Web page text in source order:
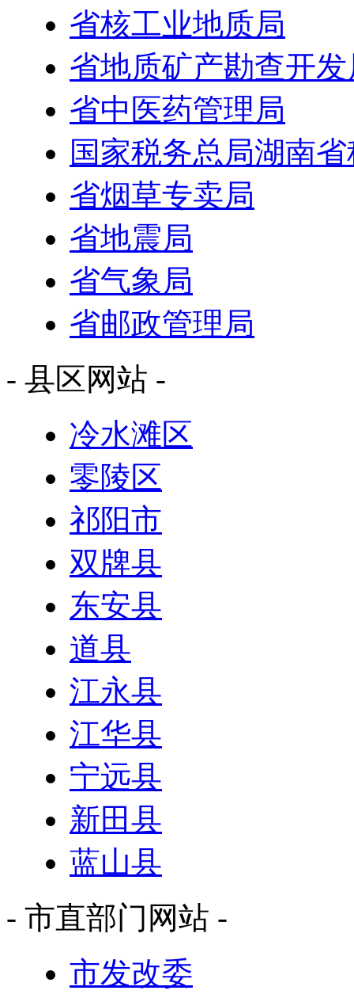
省核工业地质局
省地质矿产勘查开发
省中医药管理局
国家税务总局湖南
省烟草专卖局
省地震局
省气象局
省邮政管理局
- 县区网站 -
冷水滩区
零陵区
祁阳市
双牌县
东安县
道县
江永县
江华县
宁远县
新田县
蓝山县
- 市直部门网站 -
市发改委